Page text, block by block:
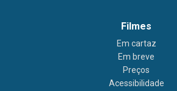
Filmes
Em cartaz
Em breve
Preços
Acessibilidade